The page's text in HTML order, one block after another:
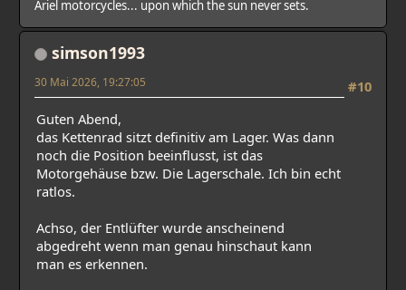
Ariel motorcycles... upon which the sun never sets.
simson1993
#10
30 Mai 2026, 19:27:05
Guten Abend,
das Kettenrad sitzt definitiv am Lager. Was dann
noch die Position beeinflusst, ist das
Motorgehäuse bzw. Die Lagerschale. Ich bin echt
ratlos.
Achso, der Entlüfter wurde anscheinend
abgedreht wenn man genau hinschaut kann
man es erkennen.